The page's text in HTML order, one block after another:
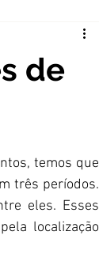
de
temos que
três períodos.
eles. Esses
localização